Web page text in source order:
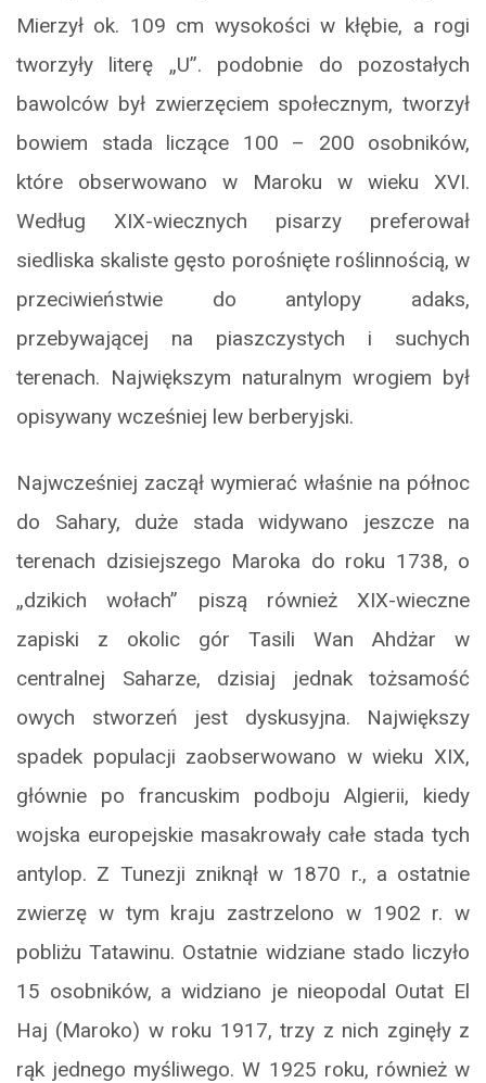
Mierzył ok. 109 cm wysokości w kłębie, a rogi
tworzyły literę „U”. podobnie do pozostałych
bawolców był zwierzęciem społecznym, tworzył
bowiem stada liczące 100 – 200 osobników,
które obserwowano w Maroku w wieku XVI.
Według XIX-wiecznych pisarzy preferował
siedliska skaliste gęsto porośnięte roślinnością, w
przeciwieństwie do antylopy adaks,
przebywającej na piaszczystych i suchych
terenach. Największym naturalnym wrogiem był
opisywany wcześniej lew berberyjski.
Najwcześniej zaczął wymierać właśnie na północ
do Sahary, duże stada widywano jeszcze na
terenach dzisiejszego Maroka do roku 1738, o
„dzikich wołach” piszą również XIX-wieczne
zapiski z okolic gór Tasili Wan Ahdżar w
centralnej Saharze, dzisiaj jednak tożsamość
owych stworzeń jest dyskusyjna. Największy
spadek populacji zaobserwowano w wieku XIX,
głównie po francuskim podboju Algierii, kiedy
wojska europejskie masakrowały całe stada tych
antylop. Z Tunezji zniknął w 1870 r., a ostatnie
zwierzę w tym kraju zastrzelono w 1902 r. w
pobliżu Tatawinu. Ostatnie widziane stado liczyło
15 osobników, a widziano je nieopodal Outat El
Haj (Maroko) w roku 1917, trzy z nich zginęły z
rąk jednego myśliwego. W 1925 roku, również w